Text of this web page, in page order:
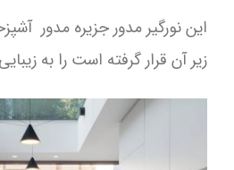
این نورگیر مدور جزیره مدور
زیر آن قرار گرفته است را به